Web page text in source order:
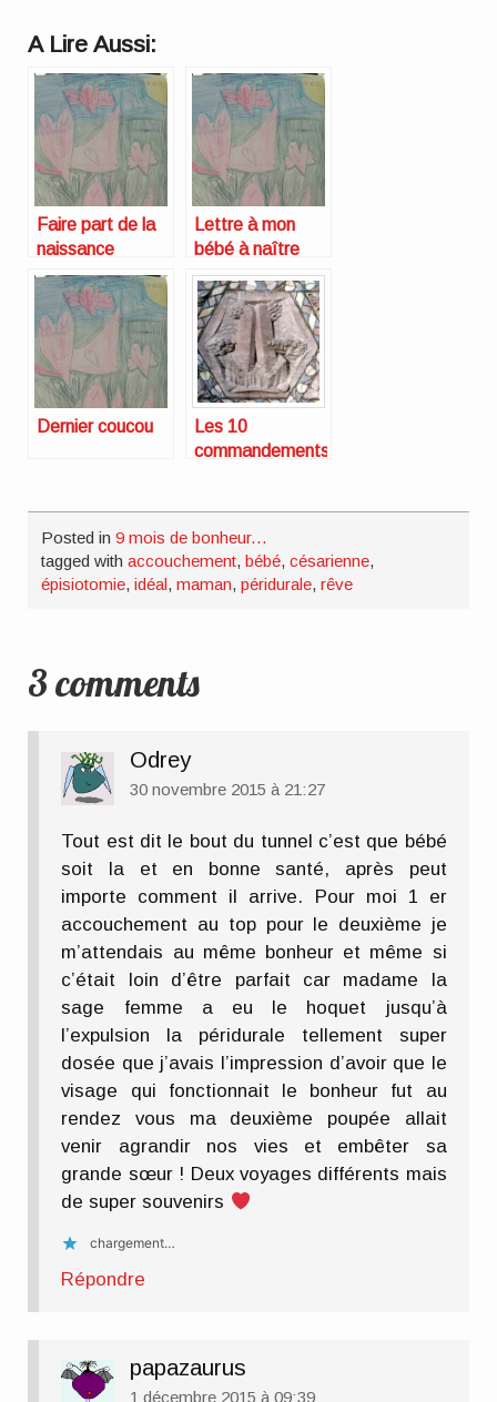
A Lire Aussi:
Faire part de la
naissance
Lettre à mon
bébé à naître
Dernier coucou
Les 10
commandements
Posted in9 mois de bonheur...
tagged withaccouchement,bébé,césarienne,
épisiotomie,idéal,maman,péridurale,rêve
3 comments
Odrey
30 novembre 2015 à 21:27
Tout est dit le bout du tunnel c’est que bébé
soit la et en bonne santé, après peut
importe comment il arrive. Pour moi 1 er
accouchement au top pour le deuxième je
m’attendais au même bonheur et même si
c’était loin d’être parfait car madame la
sage femme a eu le hoquet jusqu’à
l’expulsion la péridurale tellement super
dosée que j’avais l’impression d’avoir que le
visage qui fonctionnait le bonheur fut au
rendez vous ma deuxième poupée allait
venir agrandir nos vies et embêter sa
grande sœur ! Deux voyages différents mais
de super souvenirs
chargement…
Répondre
papazaurus
1 décembre 2015 à 09:39